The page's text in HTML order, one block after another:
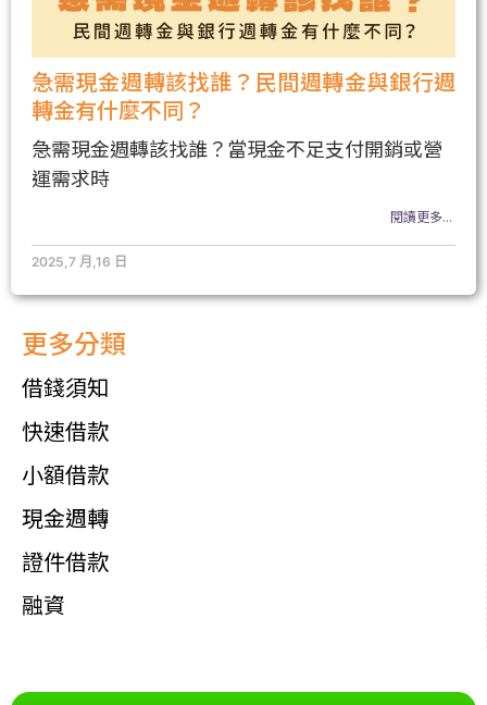
更多分類
借錢須知
快速借款
小額借款
現金週轉
證件借款
融資
急需現金週轉該找誰？民間週轉金與銀行週
轉金有什麼不同？
急需現金週轉該找誰？當現金不足支付開銷或營
運需求時
閱讀更多...
2025,7 月,16 日